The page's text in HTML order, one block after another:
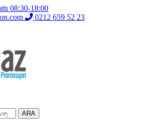
08:30-18:00
0212 659 52 23
ARA